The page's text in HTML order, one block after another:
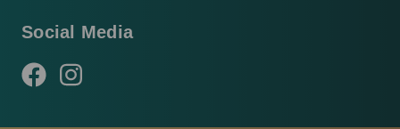
Social Media